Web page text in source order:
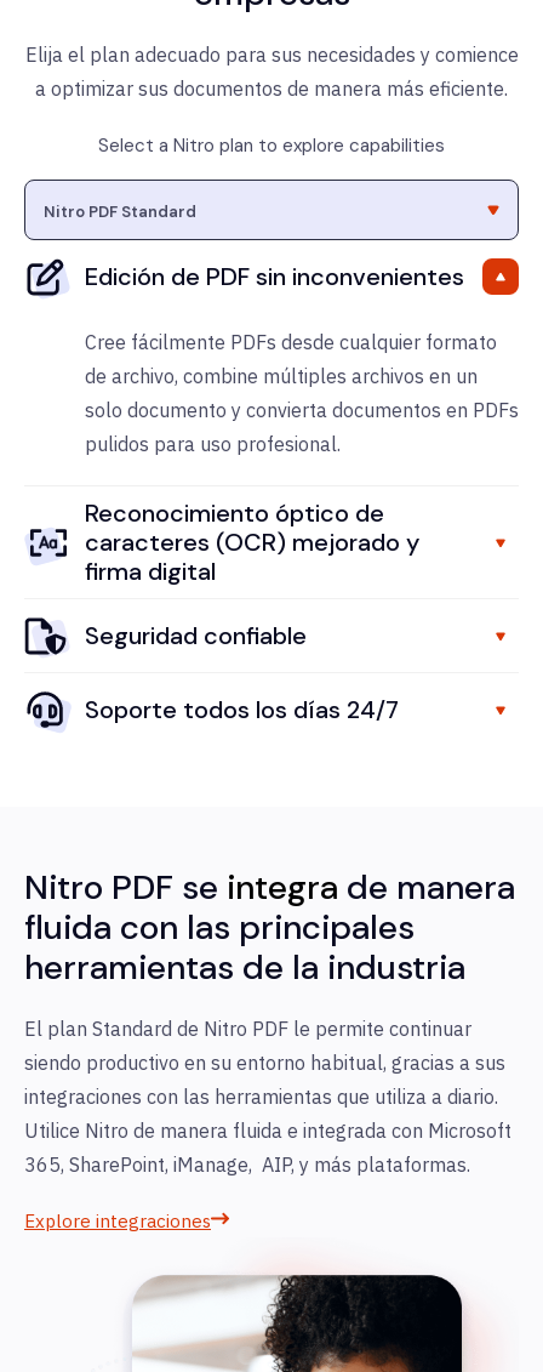
Elija el plan adecuado para sus necesidades y comience
a optimizar sus documentos de manera más eficiente.
Select a Nitro plan to explore capabilities
Edición de PDF sin inconvenientes
Cree fácilmente PDFs desde cualquier formato
de archivo, combine múltiples archivos en un
solo documento y convierta documentos en PDFs
pulidos para uso profesional.
Reconocimiento óptico de
caracteres (OCR) mejorado y
firma digital
Seguridad confiable
Soporte todos los días 24/7
Nitro PDF se integra de manera
fluida con las principales
herramientas de la industria
El plan Standard de Nitro PDF le permite continuar
siendo productivo en su entorno habitual, gracias a sus
integraciones con las herramientas que utiliza a diario.
Utilice Nitro de manera fluida e integrada con Microsoft
365, SharePoint, iManage, AIP, y más plataformas.
Explore integraciones